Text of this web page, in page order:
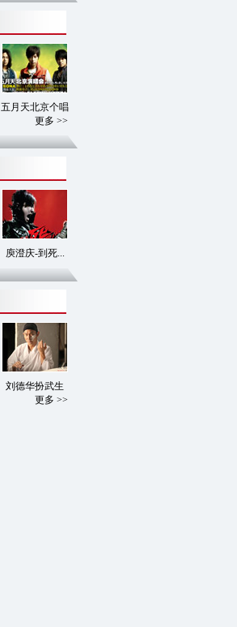
五月天北京个唱
更多 >>
庾澄庆-到死...
刘德华扮武生
更多 >>